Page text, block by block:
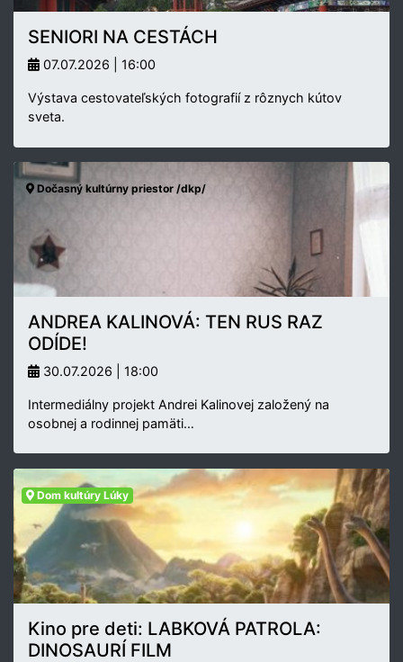
SENIORI NA CESTÁCH
07.07.2026 | 16:00
Výstava cestovateľských fotografií z rôznych kútov
sveta.
Dočasný kultúrny priestor /dkp/
ANDREA KALINOVÁ: TEN RUS RAZ
ODÍDE!
30.07.2026 | 18:00
Intermediálny projekt Andrei Kalinovej založený na
osobnej a rodinnej pamäti…
Dom kultúry Lúky
Kino pre deti: LABKOVÁ PATROLA:
DINOSAURÍ FILM